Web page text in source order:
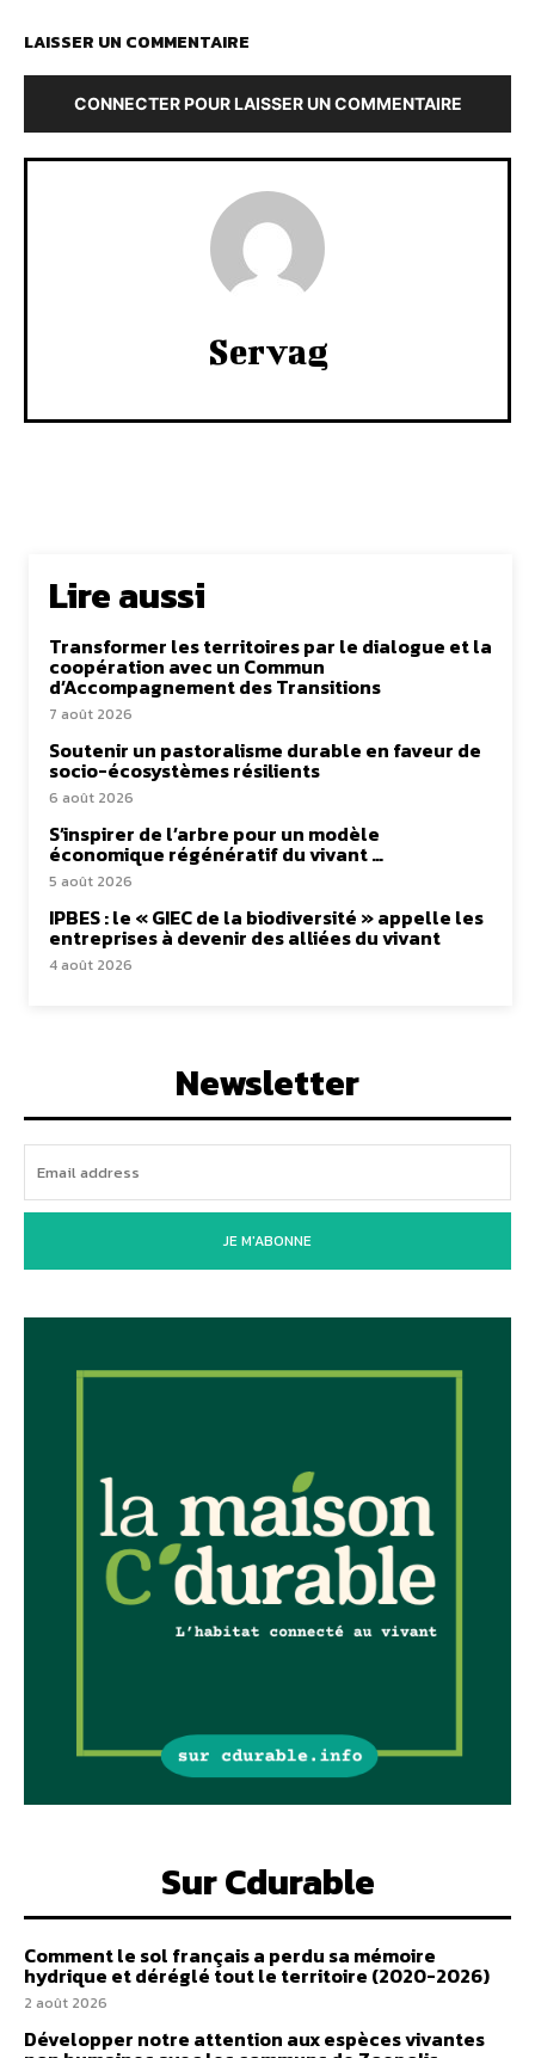
LAISSER UN COMMENTAIRE
CONNECTER POUR LAISSER UN COMMENTAIRE
Servag
Lire aussi
Transformer les territoires par le dialogue et la
coopération avec un Commun
d’Accompagnement des Transitions
7 août 2026
Soutenir un pastoralisme durable en faveur de
socio-écosystèmes résilients
6 août 2026
S’inspirer de l’arbre pour un modèle
économique régénératif du vivant …
5 août 2026
IPBES : le « GIEC de la biodiversité » appelle les
entreprises à devenir des alliées du vivant
4 août 2026
Newsletter
JE M'ABONNE
Sur Cdurable
Comment le sol français a perdu sa mémoire
hydrique et déréglé tout le territoire (2020-2026)
2 août 2026
Développer notre attention aux espèces vivantes